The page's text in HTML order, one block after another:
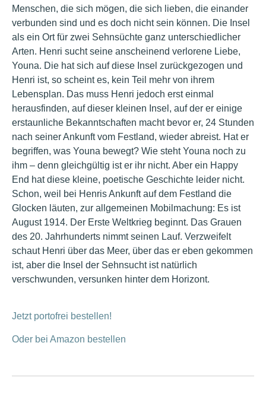
Menschen, die sich mögen, die sich lieben, die einander
verbunden sind und es doch nicht sein können. Die Insel
als ein Ort für zwei Sehnsüchte ganz unterschiedlicher
Arten. Henri sucht seine anscheinend verlorene Liebe,
Youna. Die hat sich auf diese Insel zurückgezogen und
Henri ist, so scheint es, kein Teil mehr von ihrem
Lebensplan. Das muss Henri jedoch erst einmal
herausfinden, auf dieser kleinen Insel, auf der er einige
erstaunliche Bekanntschaften macht bevor er, 24 Stunden
nach seiner Ankunft vom Festland, wieder abreist. Hat er
begriffen, was Youna bewegt? Wie steht Youna noch zu
ihm – denn gleichgültig ist er ihr nicht. Aber ein Happy
End hat diese kleine, poetische Geschichte leider nicht.
Schon, weil bei Henris Ankunft auf dem Festland die
Glocken läuten, zur allgemeinen Mobilmachung: Es ist
August 1914. Der Erste Weltkrieg beginnt. Das Grauen
des 20. Jahrhunderts nimmt seinen Lauf. Verzweifelt
schaut Henri über das Meer, über das er eben gekommen
ist, aber die Insel der Sehnsucht ist natürlich
verschwunden, versunken hinter dem Horizont.
Jetzt portofrei bestellen!
Oder bei Amazon bestellen